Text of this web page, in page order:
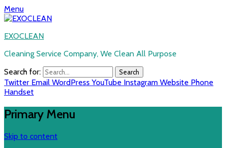
Menu
EXOCLEAN
Cleaning Service Company, We Clean All Purpose
Search for:
Twitter Email WordPress YouTube Instagram Website Phone
Handset
Primary Menu
Skip to content